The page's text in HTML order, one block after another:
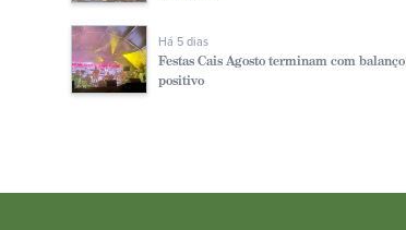
Há 5 dias
Festas Cais Agosto terminam com balanço
positivo